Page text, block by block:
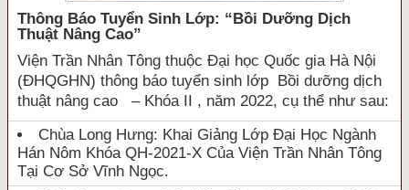
Thông Báo Tuyển Sinh Lớp: “bồi Dưỡng Dịch
Thuật Nâng Cao”
Viện Trần Nhân Tông thuộc Đại học Quốc gia Hà Nội
(ĐHQGHN) thông báo tuyển sinh lớp Bồi dưỡng dịch
thuật nâng cao – Khóa II , năm 2022, cụ thể như sau:
Chùa Long Hưng: Khai Giảng Lớp Đại Học Ngành
Hán Nôm Khóa QH-2021-X Của Viện Trần Nhân Tông
Tại Cơ Sở Vĩnh Ngọc.